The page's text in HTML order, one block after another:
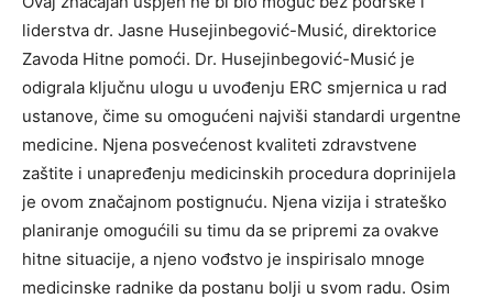
liderstva dr. Jasne Husejinbegović-Musić, direktorice
Zavoda Hitne pomoći. Dr. Husejinbegović-Musić je
odigrala ključnu ulogu u uvođenju ERC smjernica u rad
ustanove, čime su omogućeni najviši standardi urgentne
medicine. Njena posvećenost kvaliteti zdravstvene
zaštite i unapređenju medicinskih procedura doprinijela
je ovom značajnom postignuću. Njena vizija i strateško
planiranje omogućili su timu da se pripremi za ovakve
hitne situacije, a njeno vođstvo je inspirisalo mnoge
medicinske radnike da postanu bolji u svom radu. Osim